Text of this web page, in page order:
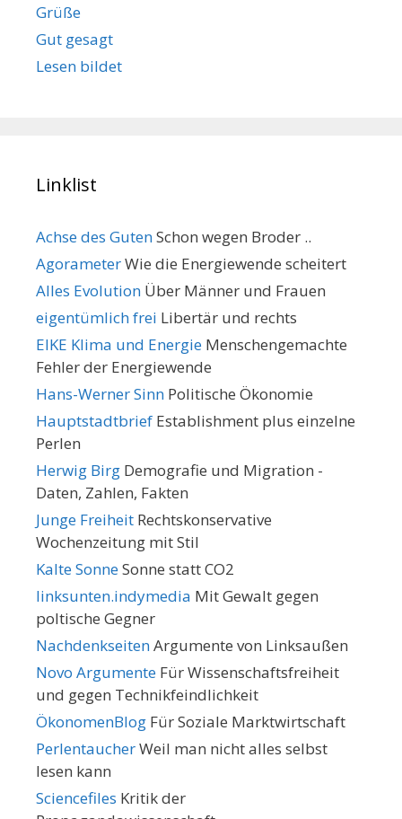
Grüße
Gut gesagt
Lesen bildet
Linklist
Achse des GutenSchon wegen Broder ..
AgorameterWie die Energiewende scheitert
Alles Evolution Über Männer und Frauen
eigentümlich frei Libertär und rechts
EIKE Klima und Energie Menschengemachte
Fehler der Energiewende
Hans-Werner Sinn Politische Ökonomie
Hauptstadtbrief Establishment plus einzelne
Perlen
Herwig Birg Demografie und Migration -
Daten, Zahlen, Fakten
Junge Freiheit Rechtskonservative
Wochenzeitung mit Stil
Kalte SonneSonne statt CO2
linksunten.indymedia Mit Gewalt gegen
poltische Gegner
NachdenkseitenArgumente von Linksaußen
Novo Argumente Für Wissenschaftsfreiheit
und gegen Technikfeindlichkeit
ÖkonomenBlog Für Soziale Marktwirtschaft
PerlentaucherWeil man nicht alles selbst
lesen kann
Sciencefiles Kritik der